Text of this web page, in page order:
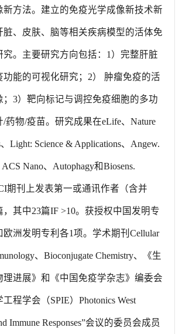
新方法。建立的免疫光学成像新技术新
脏、皮肤、脑等相关疾病模型的活体免
究。主要研究方向包括：1）完整肝脏
功能的可视化研究；2） 肿瘤免疫的活
；3）靶向标记与调控免疫细胞的多功
药物/疫苗。研究成果在eLife、Nature
Light: Science & Applications、Angew.
Nano、Autophagy和Biosens.
期刊上发表第一或通讯作者（含并
，其中23篇IF >10。获授权中国发明专
欧洲发明专利各1项。学术期刊Cellular
、Bioconjugate Chemistry、《生
理进展》和《中国免疫学杂志》编委会
程学会（SPIE）Photonics West
Immune Responses”会议的委员会成员